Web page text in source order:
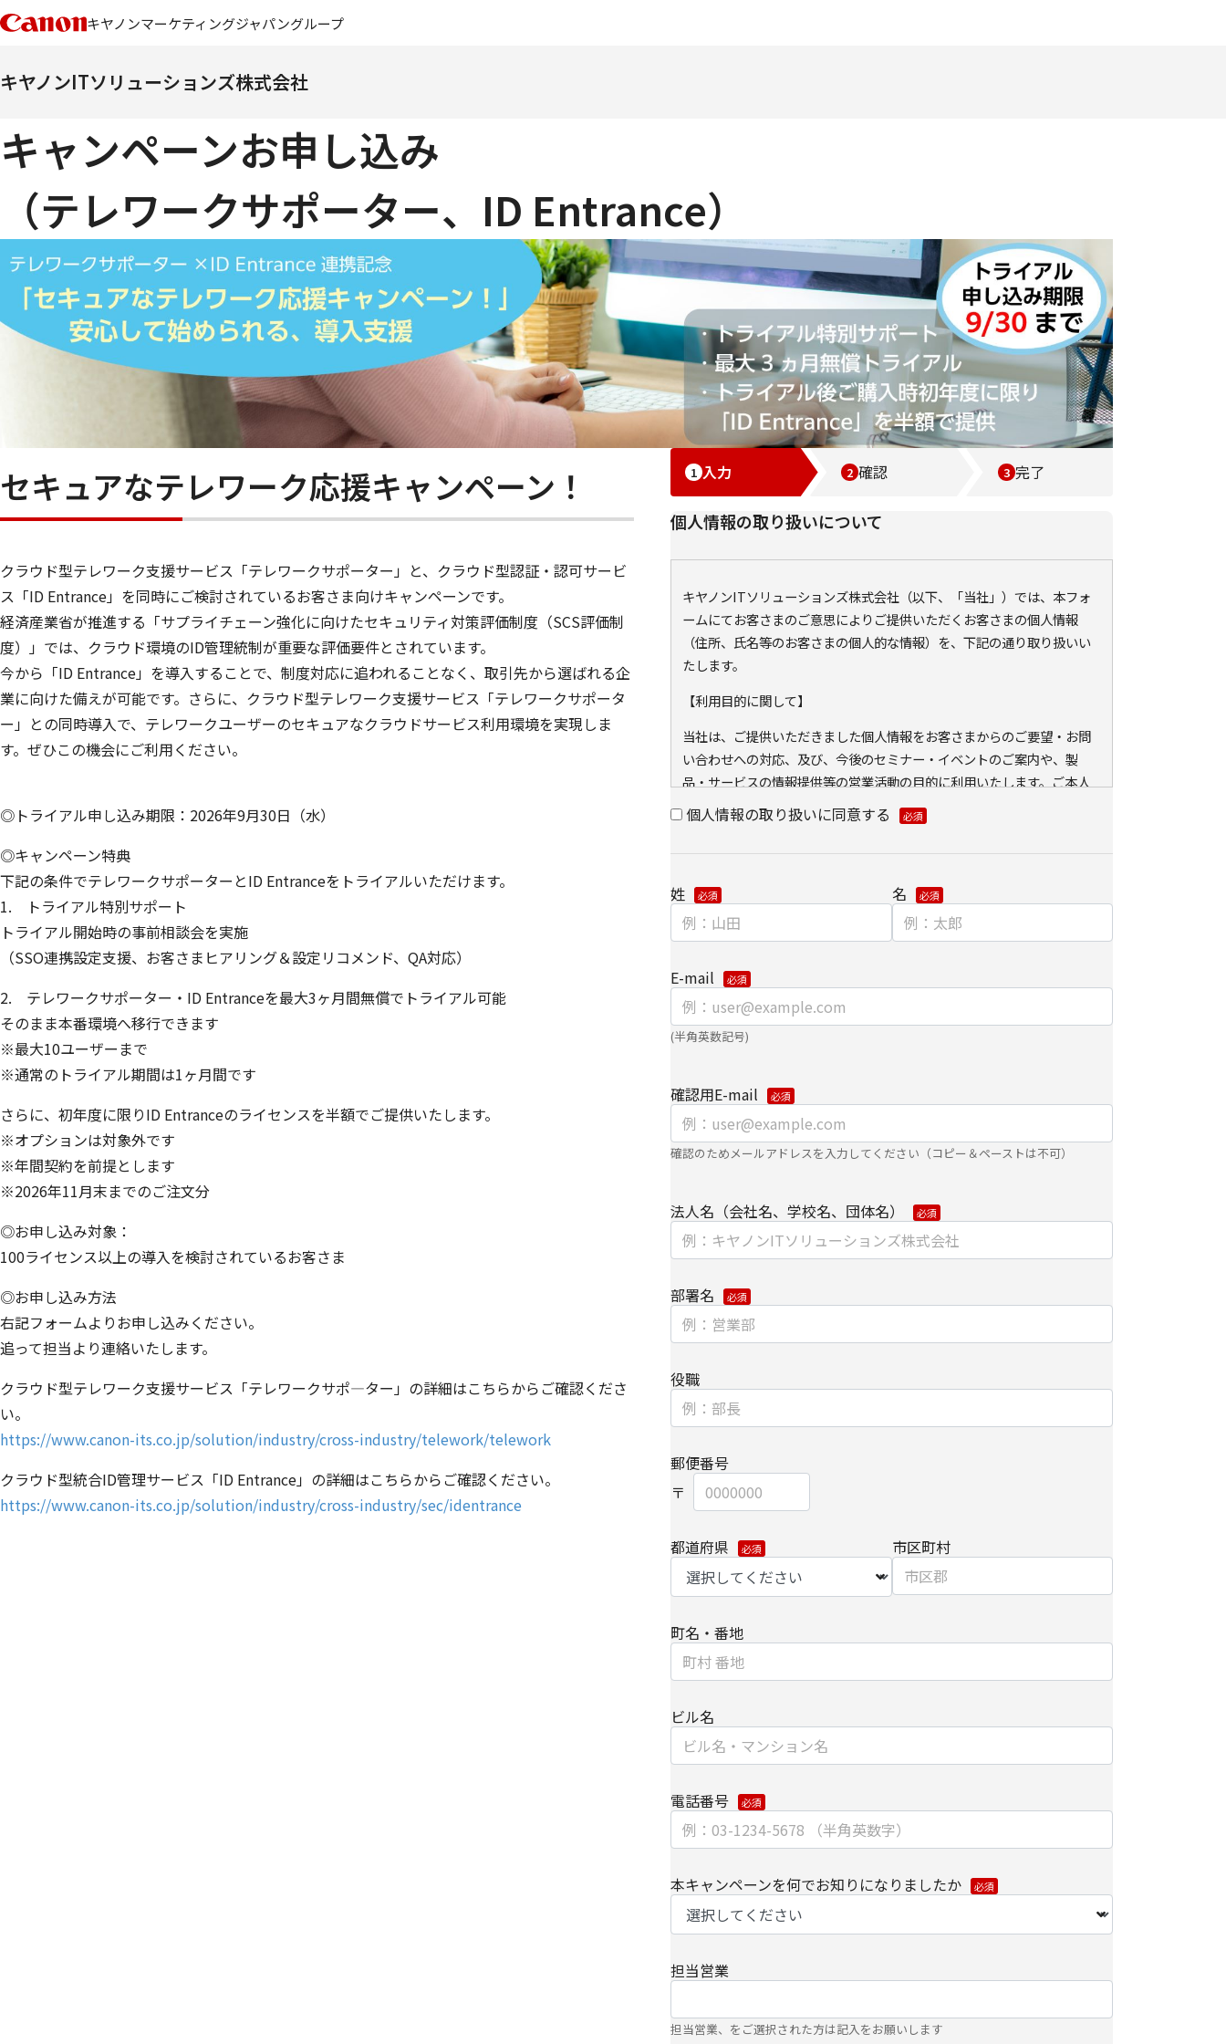
キヤノンマーケティングジャパングループ
キヤノンITソリューションズ株式会社
キャンペーンお申し込み
（テレワークサポーター、ID Entrance）
セキュアなテレワーク応援キャンペーン！
クラウド型テレワーク支援サービス「テレワークサポーター」と、クラウド型認証・認可サービ
ス「ID Entrance」を同時にご検討されているお客さま向けキャンペーンです。
経済産業省が推進する「サプライチェーン強化に向けたセキュリティ対策評価制度（SCS評価制
度）」では、クラウド環境のID管理統制が重要な評価要件とされています。
今から「ID Entrance」を導入することで、制度対応に追われることなく、取引先から選ばれる企
業に向けた備えが可能です。さらに、クラウド型テレワーク支援サービス「テレワークサポータ
ー」との同時導入で、テレワークユーザーのセキュアなクラウドサービス利用環境を実現しま
す。ぜひこの機会にご利用ください。
◎トライアル申し込み期限：2026年9月30日（水）
◎キャンペーン特典
下記の条件でテレワークサポーターとID Entranceをトライアルいただけます。
1. トライアル特別サポート
トライアル開始時の事前相談会を実施
（SSO連携設定支援、お客さまヒアリング＆設定リコメンド、QA対応）
2. テレワークサポーター・ID Entranceを最大3ヶ月間無償でトライアル可能
そのまま本番環境へ移行できます
※最大10ユーザーまで
※通常のトライアル期間は1ヶ月間です
さらに、初年度に限りID Entranceのライセンスを半額でご提供いたします。
※オプションは対象外です
※年間契約を前提とします
※2026年11月末までのご注文分
◎お申し込み対象：
100ライセンス以上の導入を検討されているお客さま
◎お申し込み方法
右記フォームよりお申し込みください。
追って担当より連絡いたします。
クラウド型テレワーク支援サービス「テレワークサポ―ター」の詳細はこちらからご確認くださ
い。
https://www.canon-its.co.jp/solution/industry/cross-industry/telework/telework
クラウド型統合ID管理サービス「ID Entrance」の詳細はこちらからご確認ください。
https://www.canon-its.co.jp/solution/industry/cross-industry/sec/identrance
入力 確認 完了
個人情報の取り扱いについて
キヤノンITソリューションズ株式会社（以下、「当社」）では、本フォ
ームにてお客さまのご意思によりご提供いただくお客さまの個人情報
（住所、氏名等のお客さまの個人的な情報）を、下記の通り取り扱いい
たします。
【利用目的に関して】
当社は、ご提供いただきました個人情報をお客さまからのご要望・お問
い合わせへの対応、及び、今後のセミナー・イベントのご案内や、製
品・サービスの情報提供等の営業活動の目的に利用いたします。ご本人
の同意なく利用目的以外に利用いたしません。
可能なアクセス履歴は、メールに設定したリンク先ページ、および当社
と当社のグループ会社が運営・開設するウェブページ内に限られます。
アクセス履歴は、市場分析、および、これに基づく販売促進活動のため
ウェブサイトにおける、お客さまアクセス情報の取り扱いについて。
・クッキー（cookie）とウェブビーコンの使用によるアクセス情報の収
【第三者提供に関して】
当社はご提供いただきました個人情報を安全に管理し、以下の場合を除
き、ご本人の同意なく第三者に開示・提供しません。
・上記利用目的を実施するために、適切な機密保持契約を締結した業務
委託先へ委託する場合
パートナー企業に提供する場合
個人情報を提供する場合は、ご提供頂いた個人情報の全ての項目につい
供いたします。
なお、上記利用目的の範囲で利用するにあたり、当社のグループ会社お
【委託先に関して】
当社は、委託業務により個人情報を外部へ預託する場合は、適切な機密
【情報提供の任意性に関して】
種情報/サービスをお届けできなくなる場合がございます。
【個人情報の開示/訂正/削除に関して】
は、下記の【お問い合わせ先】にご連絡ください。また、お手続きの詳
細については、以下をご参照ください。
【安全対策に関して】
このページは通信途上における第三者の不正なアクセスに備えて、
SSL（Secure Sockets Layer）による個人情報の暗号化またはこれに準
ずるセキュリティ技術を施し、安全性の確保に努めます。
【個人情報保護管理者】
キヤノンITソリューションズ株式会社
個人情報の取り扱いに同意する
姓 名
E-mail
(半角英数記号)
確認用E-mail
確認のためメールアドレスを入力してください（コピー＆ペーストは不可）
法人名（会社名、学校名、団体名）
部署名
役職
郵便番号
都道府県 市区町村
町名・番地
ビル名
電話番号
本キャンペーンを何でお知りになりましたか
担当営業
担当営業、をご選択された方は記入をお願いします